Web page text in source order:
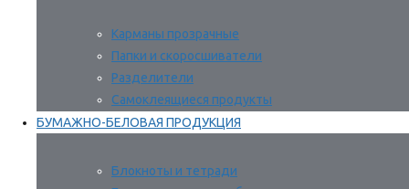
Карманы прозрачные
Папки и скоросшиватели
Разделители
Самоклеящиеся продукты
БУМАЖНО-БЕЛОВАЯ ПРОДУКЦИЯ
Блокноты и тетради